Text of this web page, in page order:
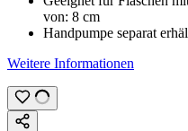
von: 8 cm
Handpumpe separat
Weitere Informationen